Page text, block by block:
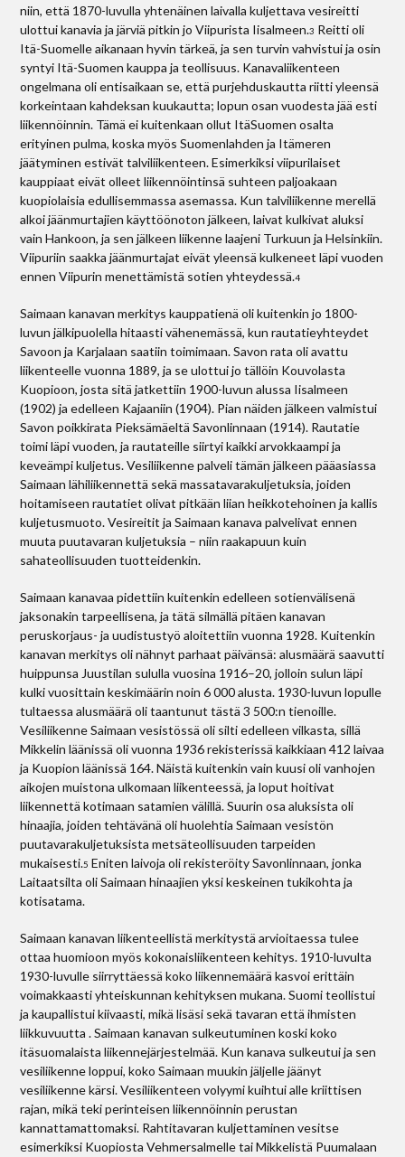
niin, että 1870-luvulla yhtenäinen laivalla kuljettava vesireitti
ulottui kanavia ja järviä pitkin jo Viipurista Iisalmeen.3 Reitti oli
Itä-Suomelle aikanaan hyvin tärkeä, ja sen turvin vahvistui ja osin
syntyi Itä-Suomen kauppa ja teollisuus. Kanavaliikenteen
ongelmana oli entisaikaan se, että purjehduskautta riitti yleensä
korkeintaan kahdeksan kuukautta; lopun osan vuodesta jää esti
liikennöinnin. Tämä ei kuitenkaan ollut Itä­Suomen osalta
erityinen pulma, koska myös Suomenlahden ja Itämeren
jäätyminen estivät talviliikenteen. Esimerkiksi viipurilaiset
kauppiaat eivät olleet liikennöintinsä suhteen paljoakaan
kuopiolaisia edullisemmassa asemassa. Kun talviliikenne merellä
alkoi jäänmurtajien käyttöönoton jälkeen, laivat kulkivat aluksi
vain Hankoon, ja sen jälkeen liikenne laajeni Turkuun ja Helsinkiin.
Viipuriin saakka jäänmurtajat eivät yleensä kulkeneet läpi vuoden
ennen Viipurin menettämistä sotien yhteydessä.4
Saimaan kanavan merkitys kauppatienä oli kuitenkin jo 1800-
luvun jälkipuolella hitaasti vähenemässä, kun rautatieyhteydet
Savoon ja Karjalaan saatiin toimimaan. Savon rata oli avattu
liikenteelle vuonna 1889, ja se ulottui jo tällöin Kouvolasta
Kuopioon, josta sitä jatkettiin 1900-luvun alussa Iisalmeen
(1902) ja edelleen Kajaaniin (1904). Pian näiden jälkeen valmistui
Savon poikkirata Pieksämäeltä Savonlinnaan (1914). Rautatie
toimi läpi vuoden, ja rautateille siirtyi kaikki arvokkaampi ja
keveämpi kuljetus. Vesiliikenne palveli tämän jälkeen pääasiassa
Saimaan lähiliikennettä sekä massatavarakuljetuksia, joiden
hoitamiseen rautatiet olivat pitkään liian heikkotehoinen ja kallis
kuljetusmuoto. Vesireitit ja Saimaan kanava palvelivat ennen
muuta puutavaran kuljetuksia – niin raakapuun kuin
sahateollisuuden tuotteidenkin.
Saimaan kanavaa pidettiin kuitenkin edelleen sotienvälisenä
jaksonakin tarpeellisena, ja tätä silmällä pitäen kanavan
peruskorjaus- ja uudistustyö aloitettiin vuonna 1928. Kuitenkin
kanavan merkitys oli nähnyt parhaat päivänsä: alusmäärä saavutti
huippunsa Juustilan sululla vuosina 1916–20, jolloin sulun läpi
kulki vuosittain keskimäärin noin 6 000 alusta. 1930-luvun lopulle
tultaessa alusmäärä oli taantunut tästä 3 500:n tienoille.
Vesiliikenne Saimaan vesistössä oli silti edelleen vilkasta, sillä
Mikkelin läänissä oli vuonna 1936 rekisterissä kaikkiaan 412 laivaa
ja Kuopion läänissä 164. Näistä kuitenkin vain kuusi oli vanhojen
aikojen muistona ulkomaan liikenteessä, ja loput hoitivat
liikennettä kotimaan satamien välillä. Suurin osa aluksista oli
hinaajia, joiden tehtävänä oli huolehtia Saimaan vesistön
puutavarakuljetuksista metsäteollisuuden tarpeiden
mukaisesti.5 Eniten laivoja oli rekisteröity Savonlinnaan, jonka
Laitaatsilta oli Saimaan hinaajien yksi keskeinen tukikohta ja
kotisatama.
Saimaan kanavan liikenteellistä merkitystä arvioitaessa tulee
ottaa huomioon myös kokonaisliikenteen kehitys. 1910-luvulta
1930-luvulle siirryttäessä koko liikennemäärä kasvoi erittäin
voimakkaasti yhteiskunnan kehityksen mukana. Suomi teollistui
ja kaupallistui kiivaasti, mikä lisäsi sekä tavaran että ihmisten
liikkuvuutta . Saimaan kanavan sulkeutuminen koski koko
itäsuomalaista liikennejärjestelmää. Kun kanava sulkeutui ja sen
vesiliikenne loppui, koko Saimaan muukin jäljelle jäänyt
vesiliikenne kärsi. Vesiliikenteen volyymi kuihtui alle kriittisen
rajan, mikä teki perinteisen liikennöinnin perustan
kannattamattomaksi. Rahtitavaran kuljettaminen vesitse
esimerkiksi Kuopiosta Vehmersalmelle tai Mikkelistä Puumalaan